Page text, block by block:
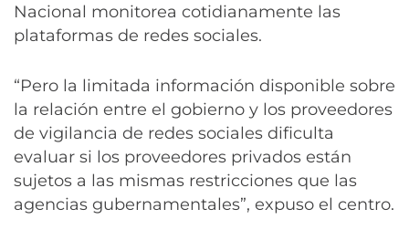
Nacional monitorea cotidianamente las
plataformas de redes sociales.
“Pero la limitada información disponible sobre
la relación entre el gobierno y los proveedores
de vigilancia de redes sociales dificulta
evaluar si los proveedores privados están
sujetos a las mismas restricciones que las
agencias gubernamentales”, expuso el centro.